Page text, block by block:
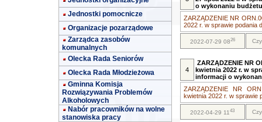
Jednostki pomocnicze
Organizacje pozarządowe
Zarządca zasobów
komunalnych
Olecka Rada Seniorów
Olecka Rada Młodzieżowa
Gminna Komisja
Rozwiązywania Problemów
Alkoholowych
Nabór pracowników na wolne
stanowiska pracy
o wykonaniu budżetu
ZARZĄDZENIE NR
2022 r. w sprawie podania
2022-07-29 0826
4
ZARZĄDZENIE NR
kwietnia 2022 r. w
informacji o
ZARZĄDZENIE NR
kwietnia 2022 r. w sprawie
2022-04-29 1143